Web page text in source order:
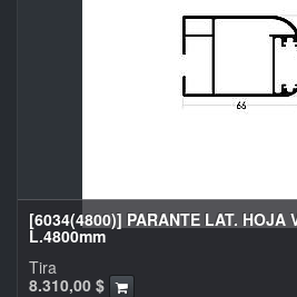
[6034(4800)] PARANTE LAT. HOJA
L.4800mm
8.310,00 $
Tira